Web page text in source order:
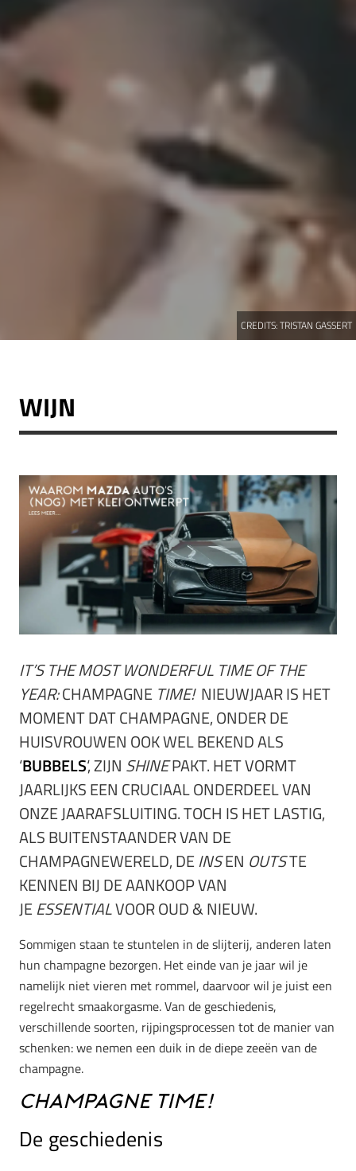
CREDITS:TRISTAN GASSERT
WIJN
IT’S THE MOST WONDERFUL TIME OF THE
YEAR:CHAMPAGNE TIME! NIEUWJAAR IS HET
MOMENT DAT CHAMPAGNE, ONDER DE
HUISVROUWEN OOK WEL BEKEND ALS
‘BUBBELS‘, ZIJN SHINEPAKT. HET VORMT
JAARLIJKS EEN CRUCIAAL ONDERDEEL VAN
ONZE JAARAFSLUITING. TOCH IS HET LASTIG,
ALS BUITENSTAANDER VAN DE
CHAMPAGNEWERELD, DEINSEN OUTSTE
KENNEN BIJ DE AANKOOP VAN
JEESSENTIALVOOR OUD & NIEUW.
Sommigen staan te stuntelen in de slijterij, anderen laten
hun champagne bezorgen. Het einde van je jaar wil je
namelijk niet vieren met rommel, daarvoor wil je juist een
regelrecht smaakorgasme. Van de geschiedenis,
verschillende soorten, rijpingsprocessen tot de manier van
schenken: we nemen een duik in de diepe zeeën van de
champagne.
Champagne time!
De geschiedenis